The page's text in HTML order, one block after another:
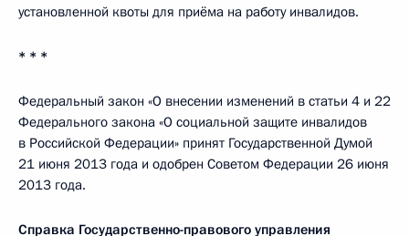
установленной квоты для приёма на работу инвалидов.
* * *
Федеральный закон «О внесении изменений в статьи 4 и 22
Федерального закона «О социальной защите инвалидов
в Российской Федерации» принят Государственной Думой
21 июня 2013 года и одобрен Советом Федерации 26 июня
2013 года.
Справка Государственно-правового управления